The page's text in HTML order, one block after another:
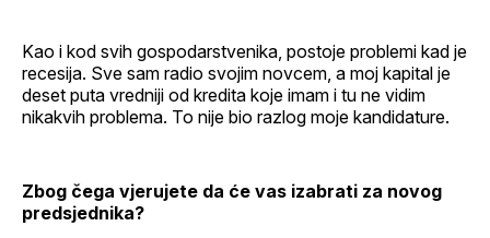
Kao i kod svih gospodarstvenika, postoje problemi kad je
recesija. Sve sam radio svojim novcem, a moj kapital je
deset puta vredniji od kredita koje imam i tu ne vidim
nikakvih problema. To nije bio razlog moje kandidature.
Zbog čega vjerujete da će vas izabrati za novog
predsjednika?